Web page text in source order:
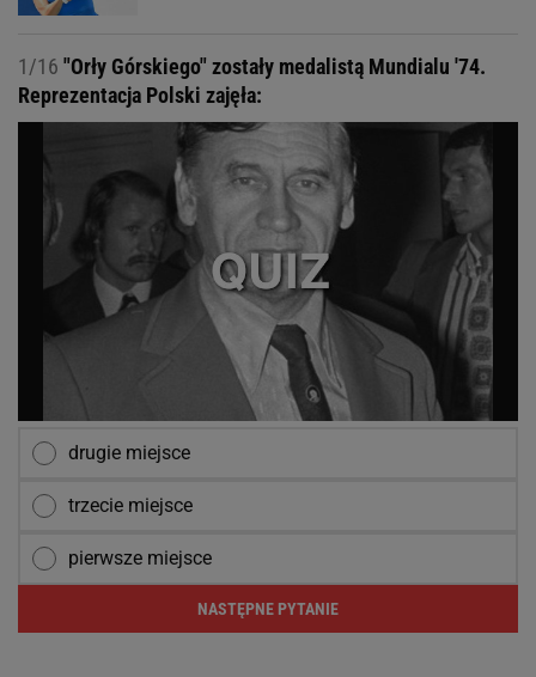
1/16 "Orły Górskiego" zostały medalistą Mundialu '74.
Reprezentacja Polski zajęła:
drugie miejsce
trzecie miejsce
pierwsze miejsce
NASTĘPNE PYTANIE